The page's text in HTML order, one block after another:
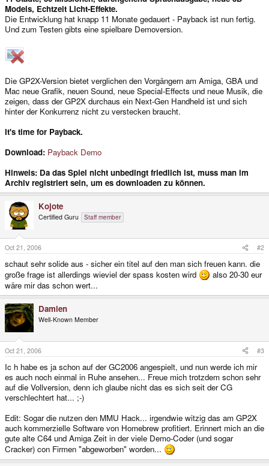
Models, Echtzeit Licht-Effekte.
Die Entwicklung hat knapp 11 Monate gedauert - Payback ist nun fertig.
Und zum Testen gibts eine spielbare Demoversion.
Die GP2X-Version bietet verglichen den Vorgängern am Amiga, GBA und
Mac neue Grafik, neuen Sound, neue Special-Effects und neue Musik, die
zeigen, dass der GP2X durchaus ein Next-Gen Handheld ist und sich
hinter der Konkurrenz nicht zu verstecken braucht.
It's time for Payback.
Download: Payback Demo
Hinweis: Da das Spiel nicht unbedingt friedlich ist, muss man im
Archiv registriert sein, um es downloaden zu können.
Kojote
Certified Guru Staff member
Oct 21, 2006 #2
schaut sehr solide aus - sicher ein titel auf den man sich freuen kann. die
große frage ist allerdings wieviel der spass kosten wird
also 20-30 eur
wäre mir das schon wert...
Damien
Well-Known Member
Oct 21, 2006 #3
Ic h habe es ja schon auf der GC2006 angespielt, und nun werde ich mir
es auch noch einmal in Ruhe ansehen... Freue mich trotzdem schon sehr
auf die Vollversion, denn ich glaube nicht das es sich seit der CG
verschlechtert hat... ;-)
Edit: Sogar die nutzen den MMU Hack... irgendwie witzig das am GP2X
auch kommerzielle Software von Homebrew profitiert. Erinnert mich an die
gute alte C64 und Amiga Zeit in der viele Demo-Coder (und sogar
Cracker) con Firmen "abgeworben" worden...